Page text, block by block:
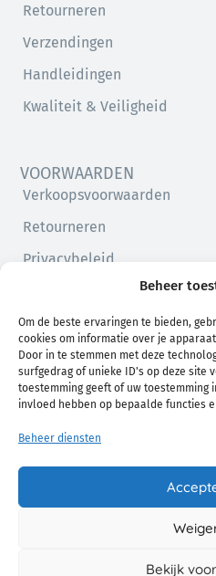
Beheer
Om de beste ervaringen te bieden,
cookies om informatie over je
Door in te stemmen met deze
surfgedrag of unieke ID's op deze site
toestemming geeft of uw toestemming
invloed hebben op bepaalde functies
Beheer diensten
Bekijk
Natuurlijk comfort voor jou en je
Retourneren
Verzendingen
Handleidingen
Kwaliteit & Veiligheid
VOORWAARDEN
Verkoopsvoorwaarden
Retourneren
Privacybeleid
Cookiebeleid (EU)